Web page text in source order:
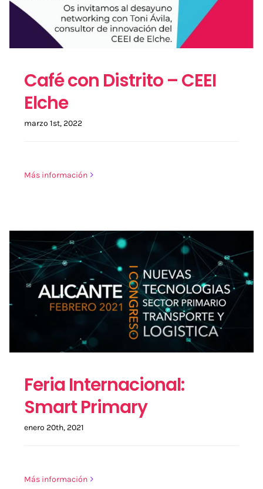
Café con Distrito – CEEI
Elche
marzo 1st, 2022
Más información
Feria Internacional:
Smart Primary
enero 20th, 2021
Más información